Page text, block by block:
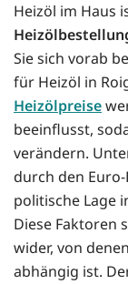
Heizöl im Haus
Sie sich vorab
für Heizöl in
Heizölpreise
beeinflusst,
verändern.
durch den
politische Lage
Diese Faktoren
wider, von
abhängig ist.